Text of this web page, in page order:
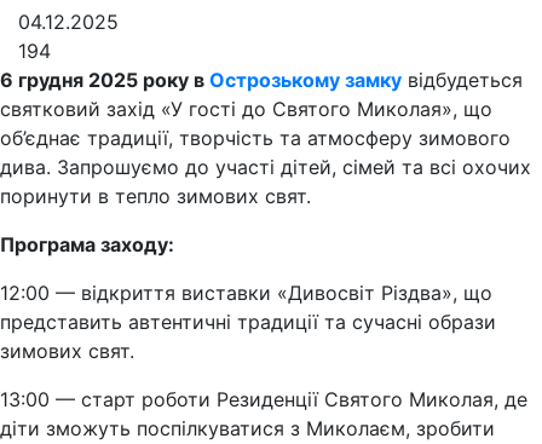
04.12.2025
194
6 грудня 2025 року в Острозькому замку відбудеться
святковий захід «У гості до Святого Миколая», що
об’єднає традиції, творчість та атмосферу зимового
дива. Запрошуємо до участі дітей, сімей та всі охочих
поринути в тепло зимових свят.
Програма заходу:
12:00 — відкриття виставки «Дивосвіт Різдва», що
представить автентичні традиції та сучасні образи
зимових свят.
13:00 — старт роботи Резиденції Святого Миколая, де
діти зможуть поспілкуватися з Миколаєм, зробити